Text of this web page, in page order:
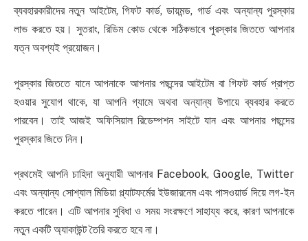
ব্যবহারকারীদের নতুন আইটেম, গিফট কার্ড, ডায়মন্ড, গার্ড এবং অন্যান্য পুরস্কার
লাভ করতে হয়। সুতরাং, রিডিম কোড থেকে সঠিকভাবে পুরস্কার জিততে আপনার
যত্ন অবশ্যই প্রয়োজন।
পুরস্কার জিততে যানে আপনাকে আপনার পছন্দের আইটেম বা গিফট কার্ড প্রাপ্ত
হওয়ার সুযোগ থাকে, যা আপনি গ্যামে অথবা অন্যান্য উপায়ে ব্যবহার করতে
পারবেন। তাই আজই অফিসিয়াল রিডেম্পশন সাইটে যান এবং আপনার পছন্দের
পুরস্কার জিতে নিন।
প্রথমেই আপনি চাহিদা অনুযায়ী আপনার Facebook, Google, Twitter
এবং অন্যান্য সোশ্যাল মিডিয়া প্ল্যাটফর্মের ইউজারনেম এবং পাসওয়ার্ড দিয়ে লগ-ইন
করতে পারেন। এটি আপনার সুবিধা ও সময় সংরক্ষণে সাহায্য করে, কারণ আপনাকে
নতুন একটি অ্যাকাউন্ট তৈরি করতে হবে না।